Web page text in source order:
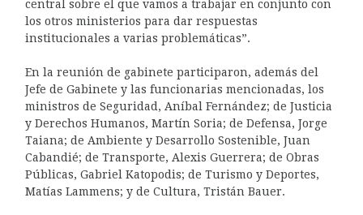
central sobre el que vamos a trabajar en conjunto con
los otros ministerios para dar respuestas
institucionales a varias problemáticas”.
En la reunión de gabinete participaron, además del
Jefe de Gabinete y las funcionarias mencionadas, los
ministros de Seguridad, Aníbal Fernández; de Justicia
y Derechos Humanos, Martín Soria; de Defensa, Jorge
Taiana; de Ambiente y Desarrollo Sostenible, Juan
Cabandié; de Transporte, Alexis Guerrera; de Obras
Públicas, Gabriel Katopodis; de Turismo y Deportes,
Matías Lammens; y de Cultura, Tristán Bauer.